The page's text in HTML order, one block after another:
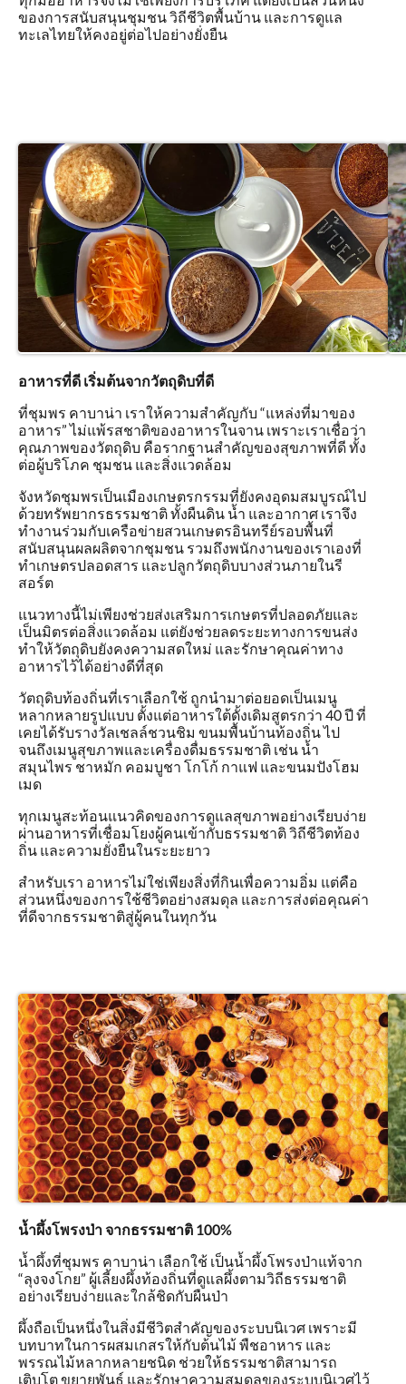
ของการสนับสนุนชุมชน วิถีชีวิตพื้นบ้าน และการดูแล
ทะเลไทยให้คงอยู่ต่อไปอย่างยั่งยืน
อาหารที่ดี เริ่มต้นจากวัตถุดิบที่ดี
ที่ชุมพร คาบาน่า เราให้ความสำคัญกับ “แหล่งที่มาของ
อาหาร” ไม่แพ้รสชาติของอาหารในจาน เพราะเราเชื่อว่า
คุณภาพของวัตถุดิบ คือรากฐานสำคัญของสุขภาพที่ดี ทั้ง
ต่อผู้บริโภค ชุมชน และสิ่งแวดล้อม
จังหวัดชุมพรเป็นเมืองเกษตรกรรมที่ยังคงอุดมสมบูรณ์ไป
ด้วยทรัพยากรธรรมชาติ ทั้งผืนดิน น้ำ และอากาศ เราจึง
ทำงานร่วมกับเครือข่ายสวนเกษตรอินทรีย์รอบพื้นที่
สนับสนุนผลผลิตจากชุมชน รวมถึงพนักงานของเราเองที่
ทำเกษตรปลอดสาร และปลูกวัตถุดิบบางส่วนภายในรี
สอร์ต
แนวทางนี้ไม่เพียงช่วยส่งเสริมการเกษตรที่ปลอดภัยและ
เป็นมิตรต่อสิ่งแวดล้อม แต่ยังช่วยลดระยะทางการขนส่ง
ทำให้วัตถุดิบยังคงความสดใหม่ และรักษาคุณค่าทาง
อาหารไว้ได้อย่างดีที่สุด
วัตถุดิบท้องถิ่นที่เราเลือกใช้ ถูกนำมาต่อยอดเป็นเมนู
หลากหลายรูปแบบ ตั้งแต่อาหารใต้ดั้งเดิมสูตรกว่า 40 ปี ที่
เคยได้รับรางวัลเชลล์ชวนชิม ขนมพื้นบ้านท้องถิ่น ไป
จนถึงเมนูสุขภาพและเครื่องดื่มธรรมชาติ เช่น น้ำ
สมุนไพร ชาหมัก คอมบูชา โกโก้ กาแฟ และขนมปังโฮม
เมด
ทุกเมนูสะท้อนแนวคิดของการดูแลสุขภาพอย่างเรียบง่าย
ผ่านอาหารที่เชื่อมโยงผู้คนเข้ากับธรรมชาติ วิถีชีวิตท้อง
ถิ่น และความยั่งยืนในระยะยาว
สำหรับเรา อาหารไม่ใช่เพียงสิ่งที่กินเพื่อความอิ่ม แต่คือ
ส่วนหนึ่งของการใช้ชีวิตอย่างสมดุล และการส่งต่อคุณค่า
ที่ดีจากธรรมชาติสู่ผู้คนในทุกวัน
น้ำผึ้งโพรงป่า จากธรรมชาติ 100%
น้ำผึ้งที่ชุมพร คาบาน่า เลือกใช้ เป็นน้ำผึ้งโพรงป่าแท้จาก
“ลุงจงโกย” ผู้เลี้ยงผึ้งท้องถิ่นที่ดูแลผึ้งตามวิถีธรรมชาติ
อย่างเรียบง่ายและใกล้ชิดกับผืนป่า
ผึ้งถือเป็นหนึ่งในสิ่งมีชีวิตสำคัญของระบบนิเวศ เพราะมี
บทบาทในการผสมเกสรให้กับต้นไม้ พืชอาหาร และ
พรรณไม้หลากหลายชนิด ช่วยให้ธรรมชาติสามารถ
เติบโต ขยายพันธุ์ และรักษาความสมดุลของระบบนิเวศไว้